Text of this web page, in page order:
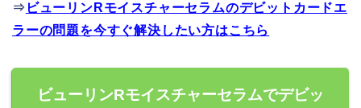
⇒ ビューリンRモイスチャーセラムのデビットカードエ
ラーの問題を今すぐ解決したい方はこちら
ビューリンRモイスチャーセラムでデビッ